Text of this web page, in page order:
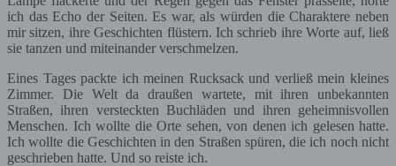
ich das Echo der Seiten. Es war, als würden die Charaktere neben
mir sitzen, ihre Geschichten flüstern. Ich schrieb ihre Worte auf, ließ
sie tanzen und miteinander verschmelzen.
Eines Tages packte ich meinen Rucksack und verließ mein kleines
Zimmer. Die Welt da draußen wartete, mit ihren unbekannten
Straßen, ihren versteckten Buchläden und ihren geheimnisvollen
Menschen. Ich wollte die Orte sehen, von denen ich gelesen hatte.
Ich wollte die Geschichten in den Straßen spüren, die ich noch nicht
geschrieben hatte. Und so reiste ich.